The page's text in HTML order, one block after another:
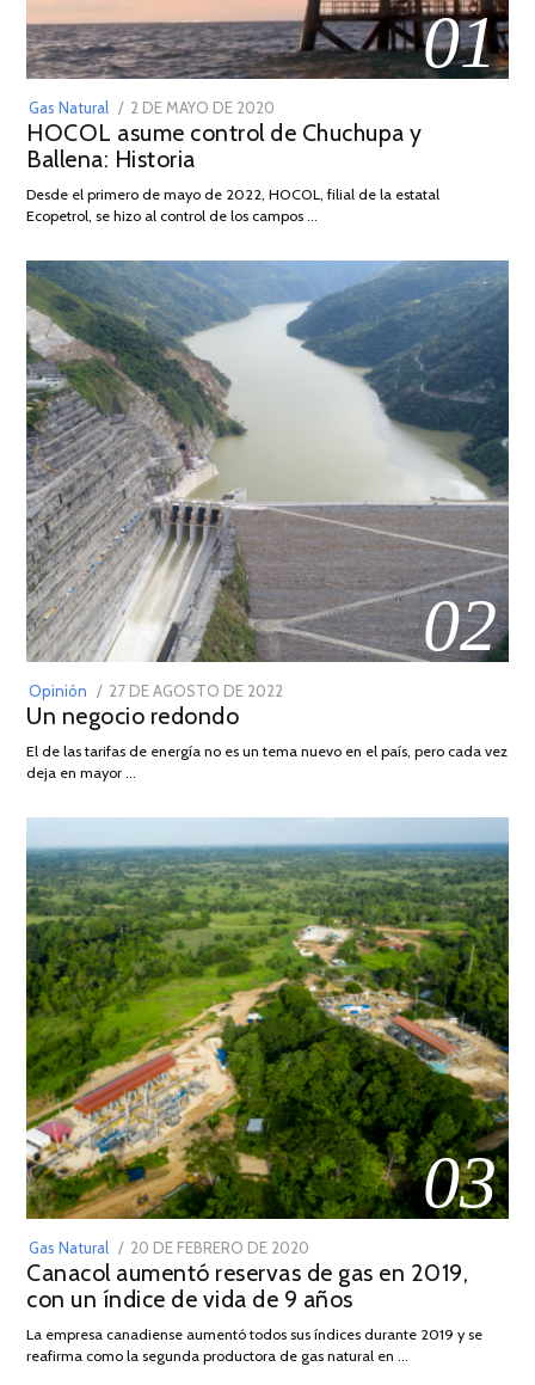
01
Gas Natural
POSTED
ON
2 DE MAYO DE 2020
DE
2026
HOCOL asume control de Chuchupa y
Ballena: Historia
Desde el primero de mayo de 2022, HOCOL, filial de la estatal
Ecopetrol, se hizo al control de los campos …
02
Opinión
POSTED
ON
27 DE AGOSTO DE 2022
DE
Un negocio redondo
El de las tarifas de energía no es un tema nuevo en el país, pero cada vez
deja en mayor …
03
Gas Natural
POSTED
ON
20 DE FEBRERO DE 2020
DE
JULIO
2025
Canacol aumentó reservas de gas en 2019,
con un índice de vida de 9 años
La empresa canadiense aumentó todos sus índices durante 2019 y se
reafirma como la segunda productora de gas natural en …